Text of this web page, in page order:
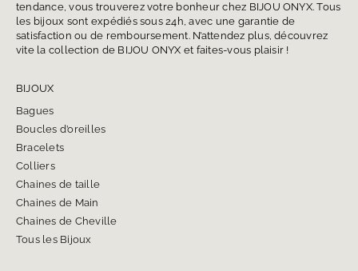
tendance, vous trouverez votre bonheur chez BIJOU ONYX. Tous
les bijoux sont expédiés sous 24h, avec une garantie de
satisfaction ou de remboursement. N’attendez plus, découvrez
vite la collection de BIJOU ONYX et faites-vous plaisir !
BIJOUX
Bagues
Boucles d’oreilles
Bracelets
Colliers
Chaines de taille
Chaines de Main
Chaines de Cheville
Tous les Bijoux